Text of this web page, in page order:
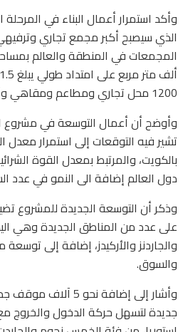
وأكد استمرار أعمال البناء في المرحلة
الذي سيصبح أكبر مجمع تجاري
1200 محل تجاري ومطاعم ومقاهي وأماكن ترفيهية.
وأوضح أن أعمال التوسعة في مشروع
تشير فيه التوقعات إلى استمرار معدل
بالكويت، والمرتبط بمعدل القوة
دول العالم إضافة الى النمو في عدد
على عدد من المناطق الجديدة وهي
والجاردنز والأركيدز، إضافة إلى توسعة
والسوق.
وأشار إلى إضافة نحو
جديدة لتسهل حركة الدخول والخروج